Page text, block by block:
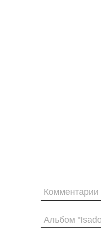
Комментарии
Альбом